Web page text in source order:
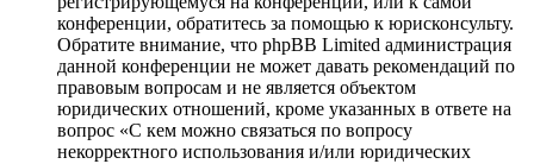
конференции, обратитесь за помощью к юрисконсульту.
Обратите внимание, что phpBB Limited администрация
данной конференции не может давать рекомендаций по
правовым вопросам и не является объектом
юридических отношений, кроме указанных в ответе на
вопрос «С кем можно связаться по вопросу
некорректного использования и/или юридических